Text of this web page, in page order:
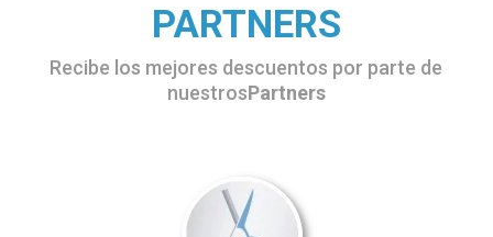
PARTNERS
Recibe los mejores descuentos por parte de
nuestrosPartners